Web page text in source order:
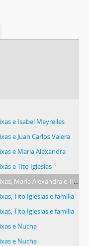
e Isabel Meyrelles
e Juan Carlos Valera
e Maria Alexandra
e Tito Iglesias
Maria Alexandra e Tito Iglesias
Tito Iglesias e família
Tito Iglesias e família
e Nucha
e Nucha